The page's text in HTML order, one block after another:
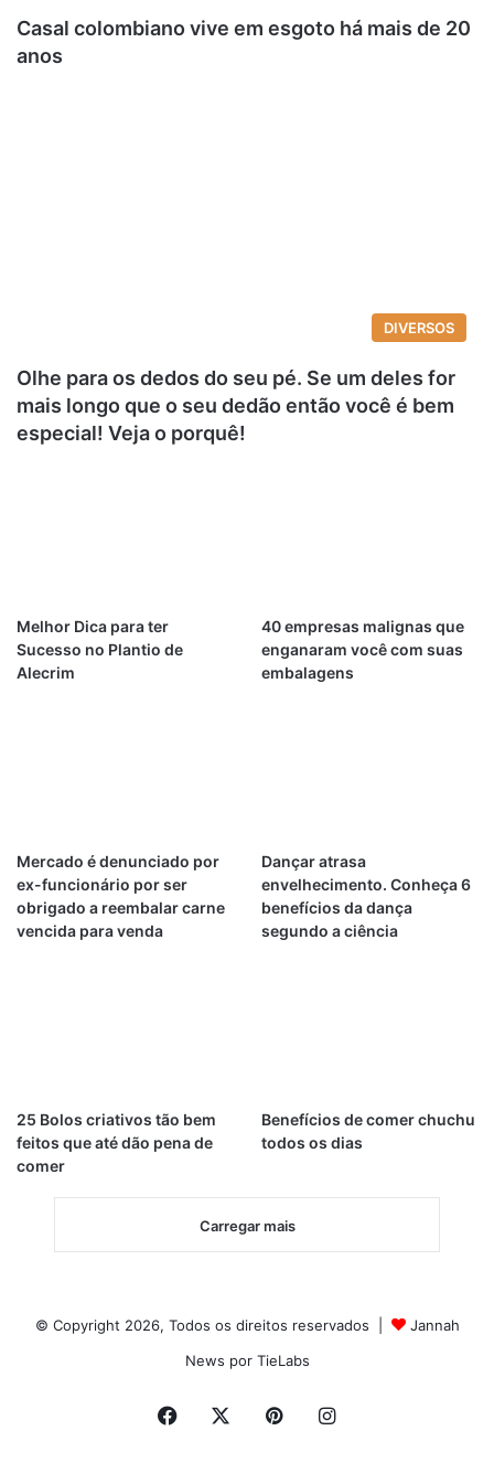
Casal colombiano vive em esgoto há mais de 20
anos
DIVERSOS
Olhe para os dedos do seu pé. Se um deles for
mais longo que o seu dedão então você é bem
especial! Veja o porquê!
Melhor Dica para ter
Sucesso no Plantio de
Alecrim
40 empresas malignas que
enganaram você com suas
embalagens
Mercado é denunciado por
ex-funcionário por ser
obrigado a reembalar carne
vencida para venda
Dançar atrasa
envelhecimento. Conheça 6
benefícios da dança
segundo a ciência
25 Bolos criativos tão bem
feitos que até dão pena de
comer
Benefícios de comer chuchu
todos os dias
Carregar mais
© Copyright 2026, Todos os direitos reservados |
Jannah
News por TieLabs
Facebook PinterestInstagram